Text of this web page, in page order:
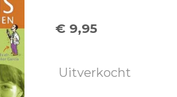
€ 9,95
Uitverkocht